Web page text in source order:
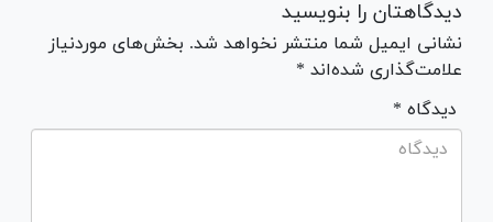
دیدگاهتان را بنویسید
نشانی ایمیل شما منتشر نخواهد شد. بخش‌های موردنیاز
علامت‌گذاری شده‌اند *
* دیدگاه